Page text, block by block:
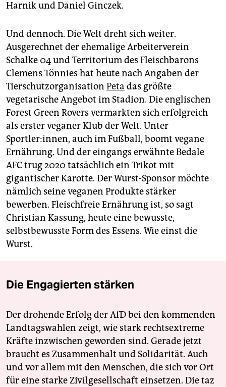
Harnik und Daniel Ginczek.
Und dennoch. Die Welt dreht sich weiter.
Ausgerechnet der ehemalige Arbeiterverein
Schalke 04 und Territorium des Fleischbarons
Clemens Tönnies hat heute nach Angaben der
Tierschutzorganisation Peta das größte
vegetarische Angebot im Stadion. Die englischen
Forest Green Rovers vermarkten sich erfolgreich
als erster veganer Klub der Welt. Unter
Sportler:innen, auch im Fußball, boomt vegane
Ernährung. Und der eingangs erwähnte Bedale
AFC trug 2020 tatsächlich ein Trikot mit
gigantischer Karotte. Der Wurst-Sponsor möchte
nämlich seine veganen Produkte stärker
bewerben. Fleischfreie Ernährung ist, so sagt
Christian Kassung, heute eine bewusste,
selbstbewusste Form des Essens. Wie einst die
Wurst.
Die Engagierten stärken
Der drohende Erfolg der AfD bei den kommenden
Landtagswahlen zeigt, wie stark rechtsextreme
Kräfte inzwischen geworden sind. Gerade jetzt
braucht es Zusammenhalt und Solidarität. Auch
und vor allem mit den Menschen, die sich vor Ort
für eine starke Zivilgesellschaft einsetzen. Die taz